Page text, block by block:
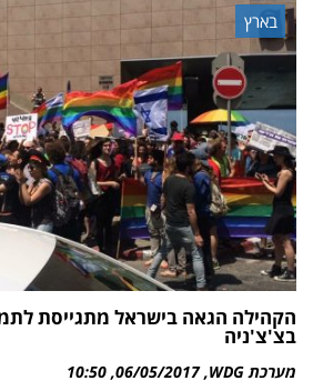
בארץ
הקהילה הגאה בישראל מתגייסת
בצ'צ'ניה
מערכת WDG 06/05/2017
10:50